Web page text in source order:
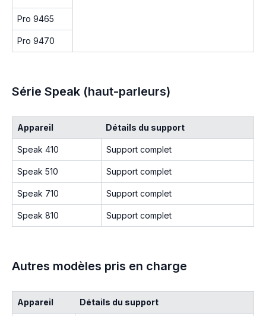
Pro 9465
Pro 9470
Série Speak (haut-parleurs)
Appareil Détails du support
Speak 410 Support complet
Speak 510 Support complet
Speak 710 Support complet
Speak 810 Support complet
Autres modèles pris en charge
Appareil Détails du support